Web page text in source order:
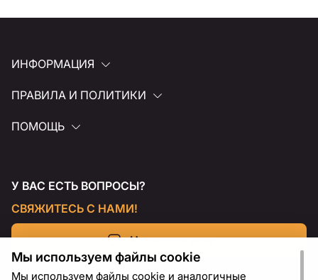
ИНФОРМАЦИЯ
ПРАВИЛА И ПОЛИТИКИ
ПОМОЩЬ
У ВАС ЕСТЬ ВОПРОСЫ?
СВЯЖИТЕСЬ С НАМИ!
Напишите нам
Мы используем файлы cookie
Мы используем файлы cookie и аналогичные